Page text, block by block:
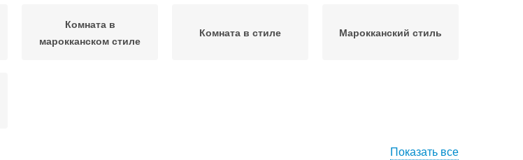
Комната в
марокканском стиле
Комната в стиле Марокканский стиль
Показать все